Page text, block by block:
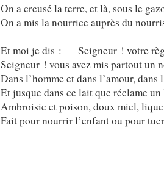
On a creusé la terre, et là, sous le
On a mis la nourrice auprès du
Et moi je dis : — Seigneur ! votre
Seigneur ! vous avez mis partout un
Dans l’homme et dans l’amour, dans
Et jusque dans ce lait que réclame un
Ambroisie et poison, doux miel,
Fait pour nourrir l’enfant ou pour